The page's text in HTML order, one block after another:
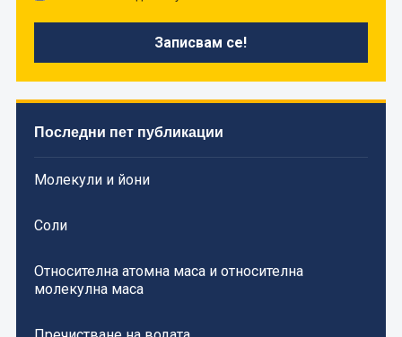
Последни пет публикации
Молекули и йони
Соли
Относителна атомна маса и относителна
молекулна маса